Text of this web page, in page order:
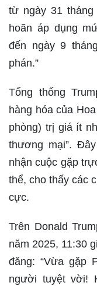
từ ngày 31
hoãn áp dụng
đến ngày 9
phán.”
Tổng thống
hàng hóa của
phòng) trị giá ít
thương mại”.
nhận cuộc gặp
thể, cho thấy các
cực.
Trên Donald
năm 2025, 11:30
đăng: “Vừa gặp
người tuyệt vời!